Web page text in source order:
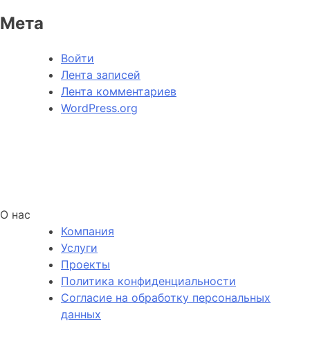
Мета
Войти
Лента записей
Лента комментариев
WordPress.org
О нас
Компания
Услуги
Проекты
Политика конфиденциальности
Согласие на обработку персональных
данных